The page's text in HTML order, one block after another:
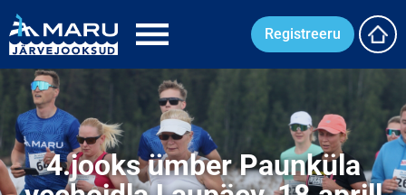
Registreeru
4.jooks ümber Paunküla